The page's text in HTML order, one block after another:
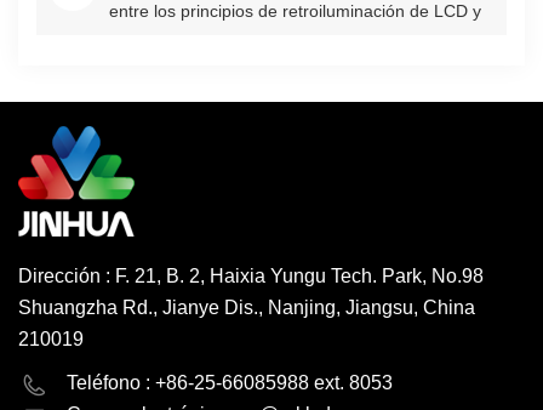
entre los principios de retroiluminación de LCD y
Dirección : F. 21, B. 2, Haixia Yungu Tech. Park, No.98
Shuangzha Rd., Jianye Dis., Nanjing, Jiangsu, China
210019
Teléfono : +86-25-66085988 ext. 8053
English Deutsch